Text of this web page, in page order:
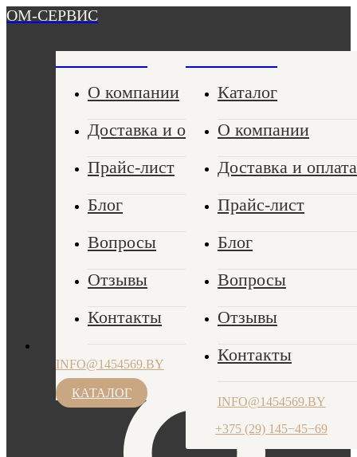
ОМ-СЕРВИС
О компании
Доставка и оплата
Прайс-лист
Блог
Вопросы
Отзывы
Контакты
INFO@1454569.BY
ПН-ЧТ: 9.00-17.30, ПТ: 9.00-17.00
КАТАЛОГ
Каталог
О компании
Доставка и оплата
Прайс-лист
Блог
Вопросы
Отзывы
Контакты
INFO@1454569.BY
+375 (29) 145−45−69